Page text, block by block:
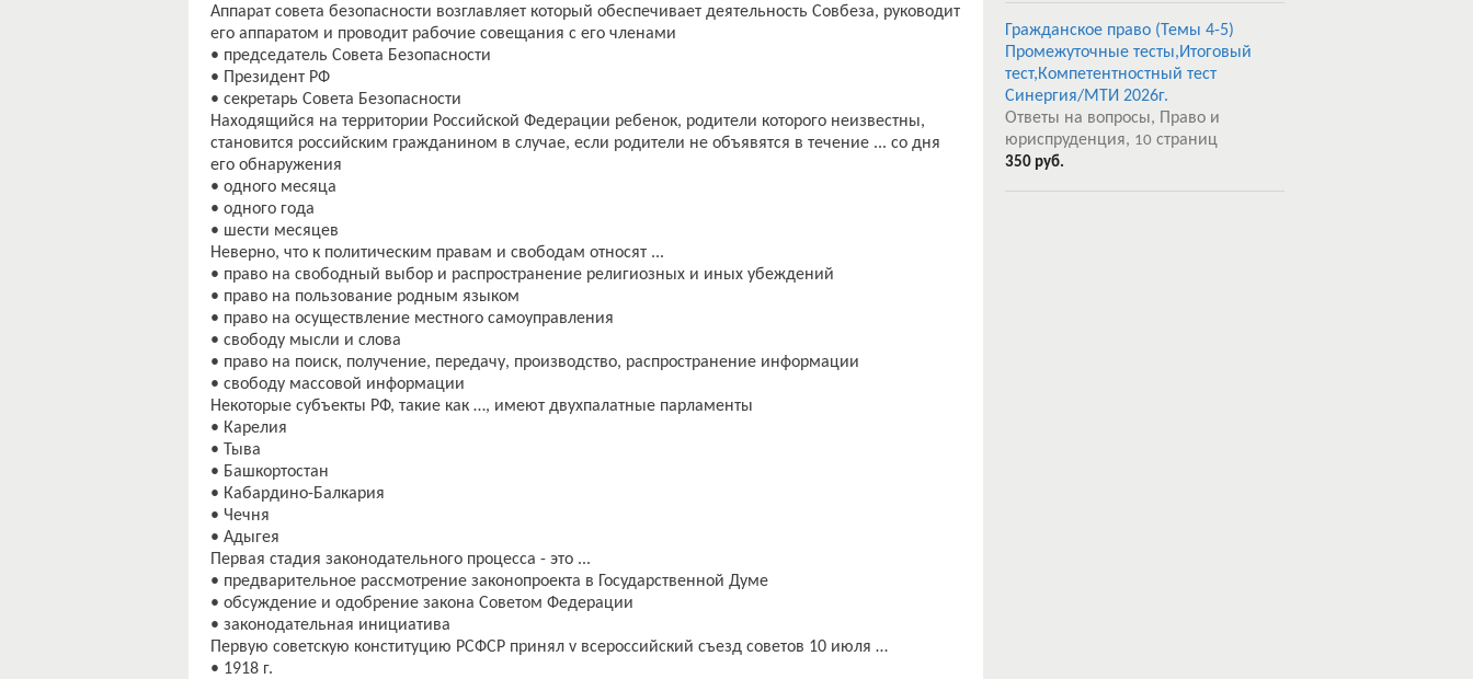
Аппарат совета безопасности возглавляет который обеспечивает деятельность Совбеза, руководит
его аппаратом и проводит рабочие совещания с его членами
• председатель Совета Безопасности
• Президент РФ
• секретарь Совета Безопасности
Находящийся на территории Российской Федерации ребенок, родители которого неизвестны,
становится российским гражданином в случае, если родители не объявятся в течение ... со дня
его обнаружения
• одного месяца
• одного года
• шести месяцев
Неверно, что к политическим правам и свободам относят ...
• право на свободный выбор и распространение религиозных и иных убеждений
• право на пользование родным языком
• право на осуществление местного самоуправления
• свободу мысли и слова
• право на поиск, получение, передачу, производство, распространение информации
• свободу массовой информации
Некоторые субъекты РФ, такие как …, имеют двухпалатные парламенты
• Карелия
• Тыва
• Башкортостан
• Кабардино-Балкария
• Чечня
• Адыгея
Первая стадия законодательного процесса - это ...
• предварительное рассмотрение законопроекта в Государственной Думе
• обсуждение и одобрение закона Советом Федерации
• законодательная инициатива
Первую советскую конституцию РСФСР принял v всероссийский съезд советов 10 июля …
• 1918 г.
Гражданское право (Темы 4-5)
Промежуточные тесты,Итоговый
тест,Компетентностный тест
Синергия/МТИ 2026г.
Ответы на вопросы, Право и
юриспруденция, 10 страниц
350 руб.